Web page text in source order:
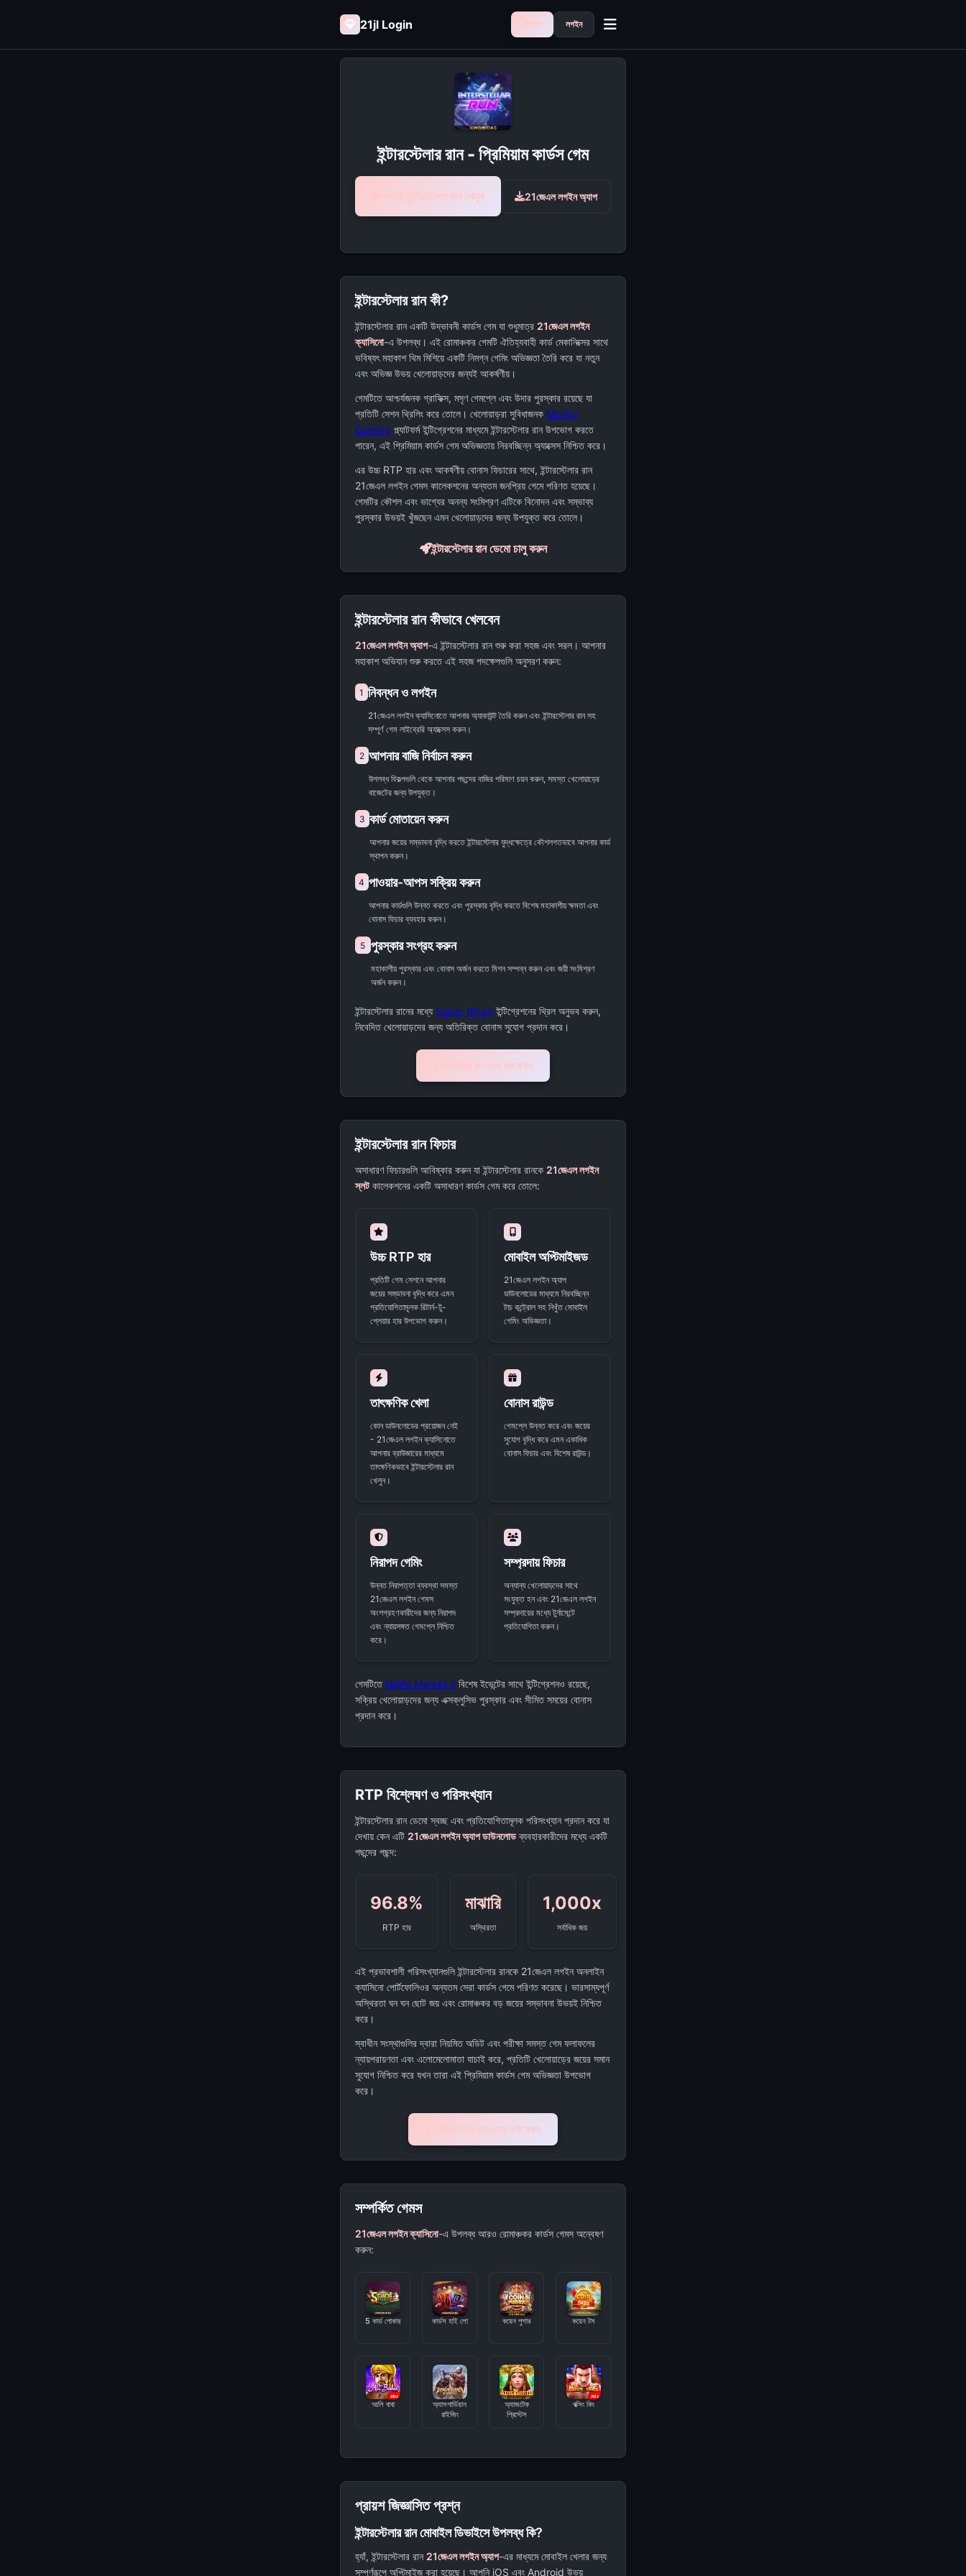
21jl Login নিবন্ধন লগইন
ইন্টারস্টেলার রান - প্রিমিয়াম কার্ডস গেম
এখনই ইন্টারস্টেলার রান খেলুন 21জেএল লগইন অ্যাপ
ইন্টারস্টেলার রান কী?
ইন্টারস্টেলার রান একটি উদ্ভাবনী কার্ডস গেম যা শুধুমাত্র 21জেএল লগইন
ক্যাসিনো-এ উপলব্ধ। এই রোমাঞ্চকর গেমটি ঐতিহ্যবাহী কার্ড মেকানিক্সের সাথে
ভবিষ্যৎ মহাকাশ থিম মিশিয়ে একটি নিমগ্ন গেমিং অভিজ্ঞতা তৈরি করে যা নতুন
এবং অভিজ্ঞ উভয় খেলোয়াড়দের জন্যই আকর্ষণীয়।
গেমটিতে আশ্চর্যজনক গ্রাফিক্স, মসৃণ গেমপ্লে এবং উদার পুরস্কার রয়েছে যা
প্রতিটি সেশন থ্রিলিং করে তোলে। খেলোয়াড়রা সুবিধাজনক Money
Coming প্ল্যাটফর্ম ইন্টিগ্রেশনের মাধ্যমে ইন্টারস্টেলার রান উপভোগ করতে
পারেন, এই প্রিমিয়াম কার্ডস গেম অভিজ্ঞতায় নিরবচ্ছিন্ন অ্যাক্সেস নিশ্চিত করে।
এর উচ্চ RTP হার এবং আকর্ষণীয় বোনাস ফিচারের সাথে, ইন্টারস্টেলার রান
21জেএল লগইন গেমস কালেকশনের অন্যতম জনপ্রিয় গেমে পরিণত হয়েছে।
গেমটির কৌশল এবং ভাগ্যের অনন্য সংমিশ্রণ এটিকে বিনোদন এবং সম্ভাব্য
পুরস্কার উভয়ই খুঁজছেন এমন খেলোয়াড়দের জন্য উপযুক্ত করে তোলে।
ইন্টারস্টেলার রান ডেমো চালু করুন
ইন্টারস্টেলার রান কীভাবে খেলবেন
21জেএল লগইন অ্যাপ-এ ইন্টারস্টেলার রান শুরু করা সহজ এবং সরল। আপনার
মহাকাশ অভিযান শুরু করতে এই সহজ পদক্ষেপগুলি অনুসরণ করুন:
1 নিবন্ধন ও লগইন
21জেএল লগইন ক্যাসিনোতে আপনার অ্যাকাউন্ট তৈরি করুন এবং ইন্টারস্টেলার রান সহ
সম্পূর্ণ গেম লাইব্রেরি অ্যাক্সেস করুন।
2 আপনার বাজি নির্বাচন করুন
উপলব্ধ বিকল্পগুলি থেকে আপনার পছন্দের বাজির পরিমাণ চয়ন করুন, সমস্ত খেলোয়াড়ের
বাজেটের জন্য উপযুক্ত।
3 কার্ড মোতায়েন করুন
আপনার জয়ের সম্ভাবনা বৃদ্ধি করতে ইন্টারস্টেলার যুদ্ধক্ষেত্রে কৌশলগতভাবে আপনার কার্ড
স্থাপন করুন।
4 পাওয়ার-আপস সক্রিয় করুন
আপনার কার্ডগুলি উন্নত করতে এবং পুরস্কার বৃদ্ধি করতে বিশেষ মহাকাশীয় ক্ষমতা এবং
বোনাস ফিচার ব্যবহার করুন।
5 পুরস্কার সংগ্রহ করুন
মহাকাশীয় পুরস্কার এবং বোনাস অর্জন করতে মিশন সম্পন্ন করুন এবং জয়ী সংমিশ্রণ
অর্জন করুন।
ইন্টারস্টেলার রানের মধ্যে Super Bingo ইন্টিগ্রেশনের থ্রিল অনুভব করুন,
নিবেদিত খেলোয়াড়দের জন্য অতিরিক্ত বোনাস সুযোগ প্রদান করে।
ইন্টারস্টেলার রান খেলা শুরু করুন
ইন্টারস্টেলার রান ফিচার
অসাধারণ ফিচারগুলি আবিষ্কার করুন যা ইন্টারস্টেলার রানকে 21জেএল লগইন
স্লটকালেকশনের একটি অসাধারণ কার্ডস গেম করে তোলে:
উচ্চ RTP হার
প্রতিটি গেম সেশনে আপনার
জয়ের সম্ভাবনা বৃদ্ধি করে এমন
প্রতিযোগিতামূলক রিটার্ন-টু-
প্লেয়ার হার উপভোগ করুন।
মোবাইল অপ্টিমাইজড
21জেএল লগইন অ্যাপ
ডাউনলোডের মাধ্যমে নিরবচ্ছিন্ন
টাচ কন্ট্রোল সহ নিখুঁত মোবাইল
গেমিং অভিজ্ঞতা।
তাৎক্ষণিক খেলা
কোন ডাউনলোডের প্রয়োজন নেই
- 21জেএল লগইন ক্যাসিনোতে
আপনার ব্রাউজারের মাধ্যমে
তাৎক্ষণিকভাবে ইন্টারস্টেলার রান
খেলুন।
বোনাস রাউন্ড
গেমপ্লে উন্নত করে এবং জয়ের
সুযোগ বৃদ্ধি করে এমন একাধিক
বোনাস ফিচার এবং বিশেষ রাউন্ড।
নিরাপদ গেমিং
উন্নত নিরাপত্তা ব্যবস্থা সমস্ত
21জেএল লগইন গেমস
অংশগ্রহণকারীদের জন্য নিরাপদ
এবং ন্যায়সঙ্গত গেমপ্লে নিশ্চিত
করে।
সম্প্রদায় ফিচার
অন্যান্য খেলোয়াড়দের সাথে
সংযুক্ত হন এবং 21জেএল লগইন
সম্প্রদায়ের মধ্যে টুর্নামেন্টে
প্রতিযোগিতা করুন।
গেমটিতে Night Market 2 বিশেষ ইভেন্টের সাথে ইন্টিগ্রেশনও রয়েছে,
সক্রিয় খেলোয়াড়দের জন্য এক্সক্লুসিভ পুরস্কার এবং সীমিত সময়ের বোনাস
প্রদান করে।
RTP বিশ্লেষণ ও পরিসংখ্যান
ইন্টারস্টেলার রান ডেমো স্বচ্ছ এবং প্রতিযোগিতামূলক পরিসংখ্যান প্রদান করে যা
দেখায় কেন এটি 21জেএল লগইন অ্যাপ ডাউনলোডব্যবহারকারীদের মধ্যে একটি
পছন্দের পছন্দ:
96.8%
RTP হার
মাঝারি
অস্থিরতা
1,000x
সর্বাধিক জয়
এই প্রভাবশালী পরিসংখ্যানগুলি ইন্টারস্টেলার রানকে 21জেএল লগইন অনলাইন
ক্যাসিনো পোর্টফোলিওর অন্যতম সেরা কার্ডস গেমে পরিণত করেছে। ভারসাম্যপূর্ণ
অস্থিরতা ঘন ঘন ছোট জয় এবং রোমাঞ্চকর বড় জয়ের সম্ভাবনা উভয়ই নিশ্চিত
করে।
স্বাধীন সংস্থাগুলির দ্বারা নিয়মিত অডিট এবং পরীক্ষা সমস্ত গেম ফলাফলের
ন্যায়পরায়ণতা এবং এলোমেলোমাতা যাচাই করে, প্রতিটি খেলোয়াড়ের জয়ের সমান
সুযোগ নিশ্চিত করে যখন তারা এই প্রিমিয়াম কার্ডস গেম অভিজ্ঞতা উপভোগ
করে।
ইন্টারস্টেলার রান ডেমো চেষ্টা করুন
সম্পর্কিত গেমস
21জেএল লগইন ক্যাসিনো-এ উপলব্ধ আরও রোমাঞ্চকর কার্ডস গেমস অন্বেষণ
করুন:
5 কার্ড পোকার কার্ডস হাই লো কয়েন পুশার কয়েন টস
আলি বাবা
অ্যাসগার্ডিয়ান
রাইজিং
অ্যাজটেক
প্রিস্টেস
বক্সিং কিং
প্রায়শ জিজ্ঞাসিত প্রশ্ন
ইন্টারস্টেলার রান মোবাইল ডিভাইসে উপলব্ধ কি?
হ্যাঁ, ইন্টারস্টেলার রান 21জেএল লগইন অ্যাপ-এর মাধ্যমে মোবাইল খেলার জন্য
সম্পূর্ণরূপে অপ্টিমাইজ করা হয়েছে। আপনি iOS এবং Android উভয়